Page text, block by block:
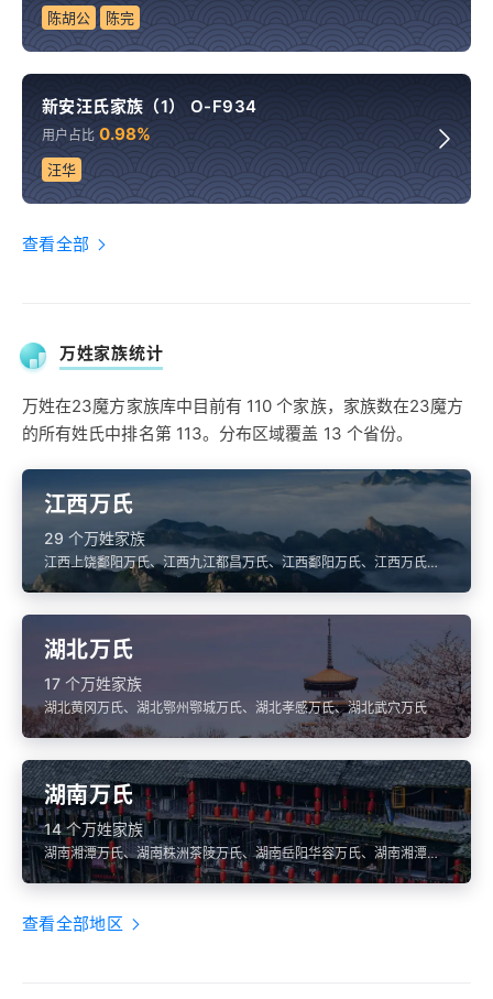
陈胡公 陈完
新安汪氏家族（1） O-F934
用户占比 0.98%
汪华
查看全部
万姓家族统计
万姓在23魔方家族库中目前有 110 个家族，家族数在23魔方
的所有姓氏中排名第 113。分布区域覆盖 13 个省份。
江西万氏
29 个万姓家族
江西上饶鄱阳万氏、江西九江都昌万氏、江西鄱阳万氏、江西万氏、
江西上饶婺源万氏
湖北万氏
17 个万姓家族
湖北黄冈万氏、湖北鄂州鄂城万氏、湖北孝感万氏、湖北武穴万氏
湖南万氏
14 个万姓家族
湖南湘潭万氏、湖南株洲茶陵万氏、湖南岳阳华容万氏、湖南湘潭湘
乡万氏、湖南岳阳万氏
查看全部地区